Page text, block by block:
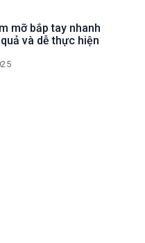
mỡ bắp tay nhanh
và dễ thực hiện